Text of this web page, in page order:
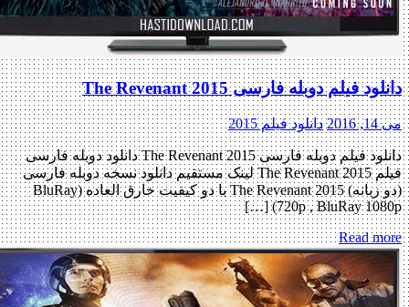
دانلود فیلم دوبله فارسی The Revenant 2015
می 14, 2016 دانلود فیلم 2015
دانلود فیلم دوبله فارسی The Revenant 2015 دانلود دوبله فارسی
فیلم The Revenant 2015 لینک مستقیم دانلود نسخه دوبله فارسی
(دو زبانه) The Revenant 2015 با دو کیفیت خارق العاده (BluRay
720p , BluRay 1080p) […]
Read more